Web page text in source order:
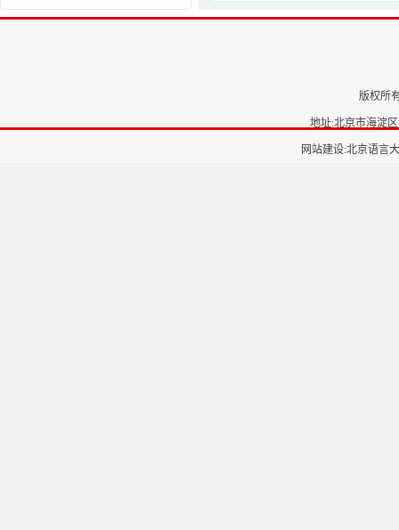
版权所
地址:北京市海淀
网站建设:北京语言